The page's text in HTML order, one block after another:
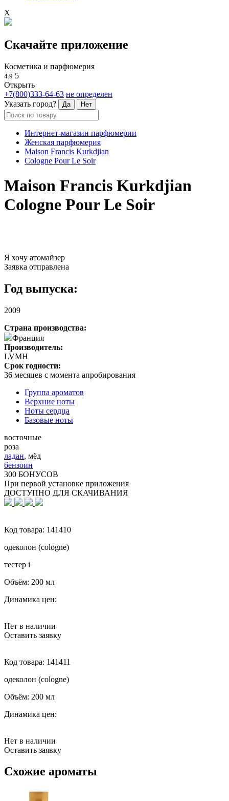
X
Скачайте приложение
Косметика и парфюмерия
4.9 5
Открыть
+7(800)333-64-63 не определен
Указать город?
Да Нет
Интернет-магазин парфюмерии
Женская парфюмерия
Maison Francis Kurkdjian
Cologne Pour Le Soir
Maison Francis Kurkdjian
Cologne Pour Le Soir
Я хочу атомайзер
Заявка отправлена
Год выпуска:
2009
Страна производства:
Франция
Производитель:
LVMH
Срок годности:
36 месяцев с момента апробирования
Группа ароматов
Верхние ноты
Ноты сердца
Базовые ноты
восточные
роза
ладан, мёд
бензоин
300 БОНУСОВ
При первой установке приложения
ДОСТУПНО ДЛЯ СКАЧИВАНИЯ
Код товара: 141410
одеколон (cologne)
тестер i
Объём: 200 мл
Динамика цен:
Нет в наличии
Оставить заявку
Код товара: 141411
одеколон (cologne)
Объём: 200 мл
Динамика цен:
Нет в наличии
Оставить заявку
Схожие ароматы